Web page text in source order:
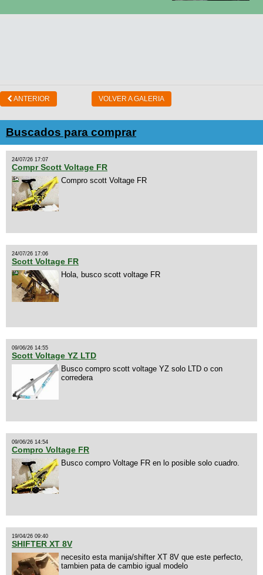
ANTERIOR VOLVER A GALERIA
Buscados para comprar
24/07/26 17:07
Compr Scott Voltage FR
Compro scott Voltage FR
24/07/26 17:06
Scott Voltage FR
Hola, busco scott voltage FR
09/06/26 14:55
Scott Voltage YZ LTD
Busco compro scott voltage YZ solo LTD o con
corredera
09/06/26 14:54
Compro Voltage FR
Busco compro Voltage FR en lo posible solo cuadro.
19/04/26 09:40
SHIFTER XT 8V
necesito esta manija/shifter XT 8V que este perfecto,
tambien pata de cambio igual modelo